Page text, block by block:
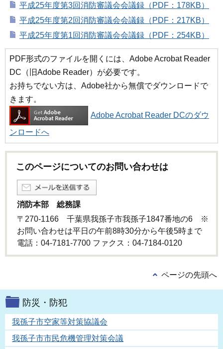
平成25年度第3回消防審議会会議録（PDF：178KB）
平成25年度第2回消防審議会会議録（PDF：217KB）
平成25年度第1回消防審議会会議録（PDF：254KB）
PDF形式のファイルを開くには、Adobe Acrobat Reader
DC（旧Adobe Reader）が必要です。
お持ちでない方は、Adobe社から無償でダウンロードで
きます。
Adobe Acrobat Reader DCのダウ
ンロードへ
このページについてのお問い合わせは
消防本部 総務課
〒270-1166 千葉県我孫子市我孫子1847番地の6 ※
お問い合わせは平日の午前8時30分から午後5時まで
電話：04-7181-7700 ファクス：04-7184-0120
ページの先頭へ
防災・防犯
我孫子市空家等対策協議会
我孫子市市民危機管理対策会議